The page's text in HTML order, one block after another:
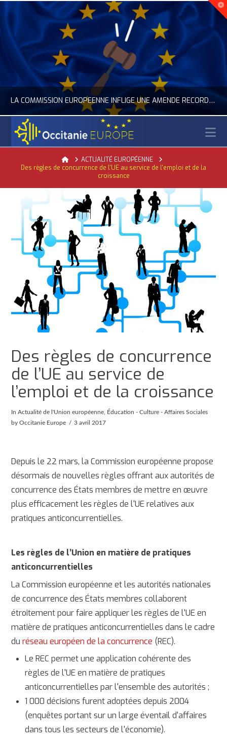
LA COMMISSION EUROPÉENNE INFLIGE UNE AMENDE RECORD À GOOGLE
ACTUALITÉ DE L'UNION EUROPÉENNE, ACTUALITÉ DE LA REPRÉSENTATION D’OCCITANIE EUROPE, NUMÉRIQUE- DIGITAL
JUILLET 24, 2026
HomeACTUALITÉ EUROPÉENNE
Des règles de concurrence de l'UE au service de l'emploi et de la
croissance
Des règles de concurrence
de l’UE au service de
l’emploi et de la croissance
InActualité de l'Union européenne Éducation - Culture - Affaires Sociales
by Occitanie Europe
3 avril 2017
Depuis le 22 mars, la Commission européenne propose
désormais de nouvelles règles offrant aux autorités de
concurrence des États membres de mettre en œuvre
plus efficacement les règles de l'UE relatives aux
pratiques anticoncurrentielles.
Les règles de l’Union en matière de pratiques
anticoncurrentielles
La Commission européenne et les autorités nationales
de concurrence des États membres collaborent
étroitement pour faire appliquer les règles de l'UE en
matière de pratiques anticoncurrentielles dans le cadre
duréseau européen de la concurrence (REC).
Le REC permet une application cohérente des
règles de l'UE en matière de pratiques
anticoncurrentielles par l'ensemble des autorités ;
1 000 décisions furent adoptées depuis 2004
(enquêtes portant sur un large éventail d'affaires
dans tous les secteurs de l'économie).